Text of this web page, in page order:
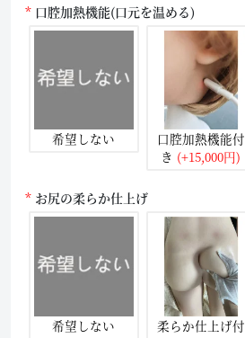
口腔加熱機能(口元を温める)
希望しない
口腔加熱機能付
き (+15,000円)
お尻の柔らか仕上げ
希望しない
柔らか仕上げ付